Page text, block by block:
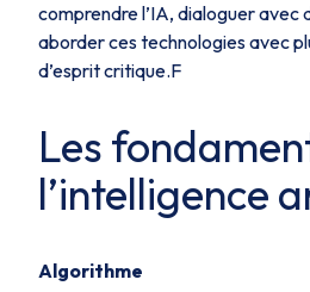
comprendre l’IA, dialoguer avec
aborder ces technologies avec
d’esprit critique.F
Les
l’intelligence
Algorithme